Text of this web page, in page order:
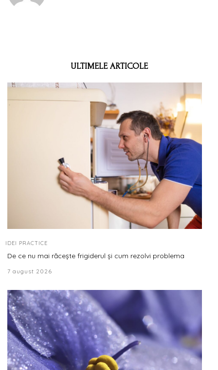
ULTIMELE ARTICOLE
IDEI PRACTICE
De ce nu mai răcește frigiderul și cum rezolvi problema
7 august 2026